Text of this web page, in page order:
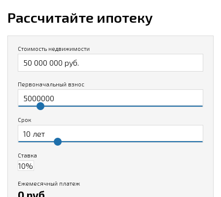
Рассчитайте ипотеку
Стоимость недвижимости
Первоначальный взнос
Срок
Ставка
Ежемесячный платеж
0 руб